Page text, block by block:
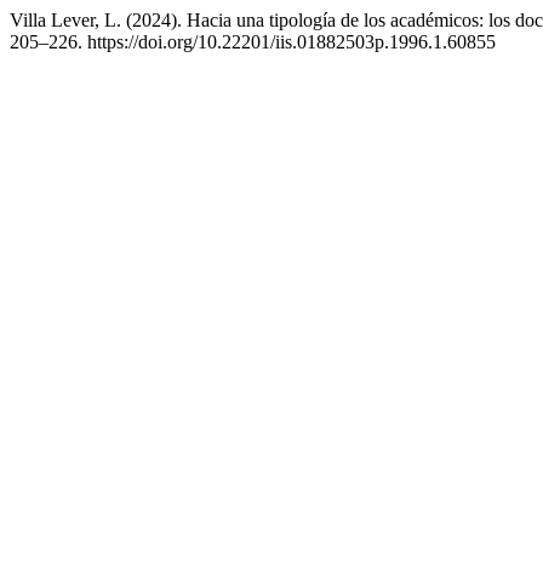
Villa Lever, L. (2024). Hacia una tipología de los académicos: los
205–226. https://doi.org/10.22201/iis.01882503p.1996.1.60855